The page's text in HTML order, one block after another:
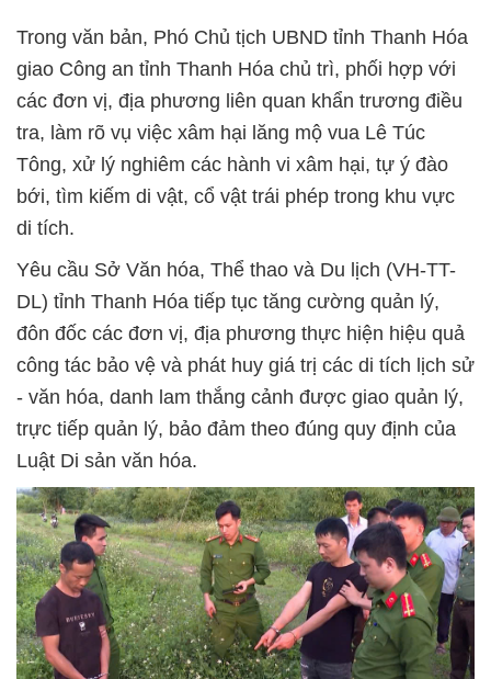
Trong văn bản, Phó Chủ tịch UBND tỉnh Thanh Hóa
giao Công an tỉnh Thanh Hóa chủ trì, phối hợp với
các đơn vị, địa phương liên quan khẩn trương điều
tra, làm rõ vụ việc xâm hại lăng mộ vua Lê Túc
Tông, xử lý nghiêm các hành vi xâm hại, tự ý đào
bới, tìm kiếm di vật, cổ vật trái phép trong khu vực
di tích.
Yêu cầu Sở Văn hóa, Thể thao và Du lịch (VH-TT-
DL) tỉnh Thanh Hóa tiếp tục tăng cường quản lý,
đôn đốc các đơn vị, địa phương thực hiện hiệu quả
công tác bảo vệ và phát huy giá trị các di tích lịch sử
- văn hóa, danh lam thắng cảnh được giao quản lý,
trực tiếp quản lý, bảo đảm theo đúng quy định của
Luật Di sản văn hóa.